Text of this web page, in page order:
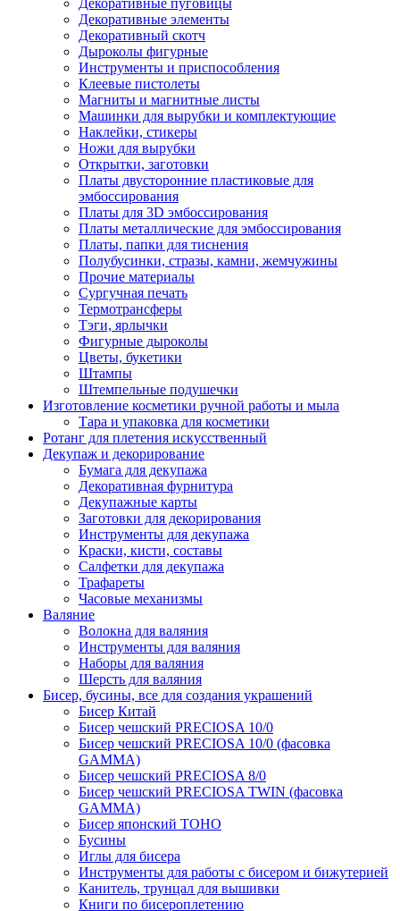
Декоративные пуговицы
Декоративные элементы
Декоративный скотч
Дыроколы фигурные
Инструменты и приспособления
Клеевые пистолеты
Магниты и магнитные листы
Машинки для вырубки и комплектующие
Наклейки, стикеры
Ножи для вырубки
Открытки, заготовки
Платы двусторонние пластиковые для
эмбоссирования
Платы для 3D эмбоссирования
Платы металлические для эмбоссирования
Платы, папки для тиснения
Полубусинки, стразы, камни, жемчужины
Прочие материалы
Сургучная печать
Термотрансферы
Тэги, ярлычки
Фигурные дыроколы
Цветы, букетики
Штампы
Штемпельные подушечки
Изготовление косметики ручной работы и мыла
Тара и упаковка для косметики
Ротанг для плетения искусственный
Декупаж и декорирование
Бумага для декупажа
Декоративная фурнитура
Декупажные карты
Заготовки для декорирования
Инструменты для декупажа
Краски, кисти, составы
Салфетки для декупажа
Трафареты
Часовые механизмы
Валяние
Волокна для валяния
Инструменты для валяния
Наборы для валяния
Шерсть для валяния
Бисер, бусины, все для создания украшений
Бисер Китай
Бисер чешский PRECIOSA 10/0
Бисер чешский PRECIOSA 10/0 (фасовка
GAMMA)
Бисер чешский PRECIOSA 8/0
Бисер чешский PRECIOSA TWIN (фасовка
GAMMA)
Бисер японский TOHO
Бусины
Иглы для бисера
Инструменты для работы с бисером и бижутерией
Канитель, трунцал для вышивки
Книги по бисероплетению